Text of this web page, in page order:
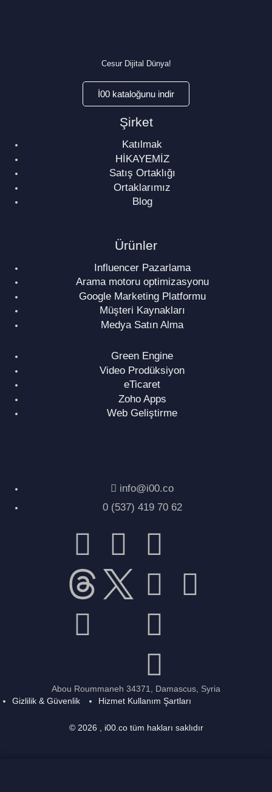
Cesur Dijital Dünya!
İ00 kataloğunu indir
Şirket
Katılmak
HİKAYEMİZ
Satış Ortaklığı
Ortaklarımız
Blog
Ürünler
Influencer Pazarlama
Arama motoru optimizasyonu
Google Marketing Platformu
Müşteri Kaynakları
Medya Satın Alma
Green Engine
Video Prodüksiyon
eTicaret
Zoho Apps
Web Geliştirme
info@i00.co
0 (537) 419 70 62
Abou Roummaneh 34371, Damascus, Syria
Gizlilik & Güvenlik
Hizmet Kullanım Şartları
© 2026 , i00.co tüm hakları saklıdır